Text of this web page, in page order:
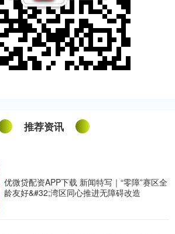
推荐资讯
优微贷配资APP下载 新闻特写｜“零障”赛区全
龄友好&#32;湾区同心推进无障碍改造